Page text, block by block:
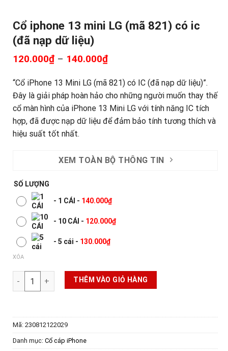
Cổ iphone 13 mini LG (mã 821) có ic
(đã nạp dữ liệu)
120.000₫– 140.000₫
“Cổ iPhone 13 Mini LG (mã 821) có IC (đã nạp dữ liệu)”.
Đây là giải pháp hoàn hảo cho những người muốn thay thế
cổ màn hình của iPhone 13 Mini LG với tính năng IC tích
hợp, đã được nạp dữ liệu để đảm bảo tính tương thích và
hiệu suất tốt nhất.
XEM TOÀN BỘ THÔNG TIN
SỐ LƯỢNG
- 1 CÁI - 140.000₫
- 10 CÁI - 120.000₫
- 5 cái - 130.000₫
XÓA
Cổ iphone 13 mini LG (mã 821) có ic (đã nạp dữ liệu) số lượng
THÊM VÀO GIỎ HÀNG
Mã: 230812122029
Danh mục: Cổ cáp iPhone